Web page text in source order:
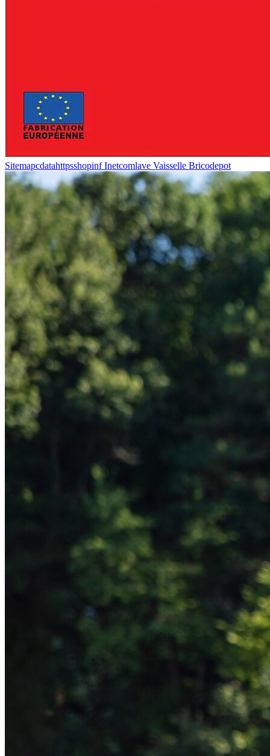
Sitemapcdatahttpsshopinf Inetcomlave Vaisselle Bricodepot